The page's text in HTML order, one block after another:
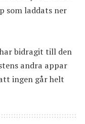
som laddats ner
bidragit till den
andra appar
ingen går helt